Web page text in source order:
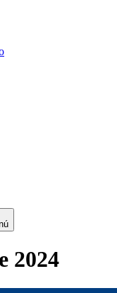
2024